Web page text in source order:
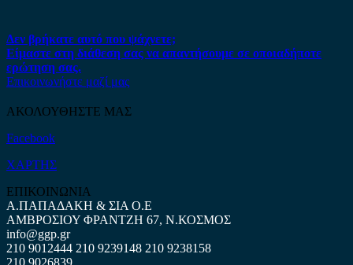
Δεν βρήκατε αυτό που ψάχνετε;
Είμαστε στη διάθεση σας να απαντήσουμε σε οποιαδήποτε
ερώτηση σας.
Επικοινωνήστε μαζί μας
ΑΚΟΛΟΥΘΗΣΤΕ ΜΑΣ
Facebook
ΧΑΡΤΗΣ
ΕΠΙΚΟΙΝΩΝΙΑ
Α.ΠΑΠΑΔΑΚΗ & ΣΙΑ Ο.Ε
ΑΜΒΡΟΣΙΟΥ ΦΡΑΝΤΖΗ 67, Ν.ΚΟΣΜΟΣ
info@ggp.gr
210 9012444 210 9239148 210 9238158
210 9026839